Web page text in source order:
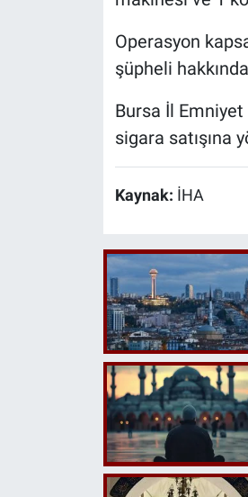
Operasyon
şüpheli
Bursa İl
sigara satışına
Kaynak: İHA